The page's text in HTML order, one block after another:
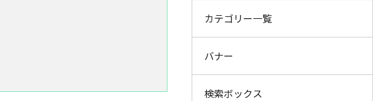
カテゴリー一覧
バナー
検索ボックス